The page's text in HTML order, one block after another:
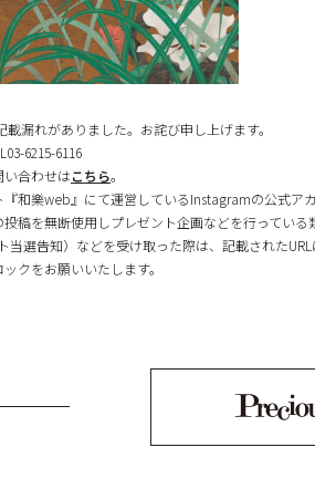
漏れがありました。お詫び申し上げます。
6215-6116
合わせはこちら。
和樂web』にて運営しているInstagramの公式ア
稿を無断使用しプレゼント企画などを行ってい
選告知）などを受け取った際は、記載された
クをお願いいたします。